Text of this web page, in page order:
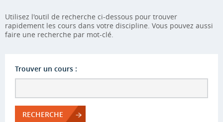
Utilisez l'outil de recherche ci-dessous pour trouver
rapidement les cours dans votre discipline. Vous pouvez aussi
faire une recherche par mot-clé.
Trouver un cours :
RECHERCHE